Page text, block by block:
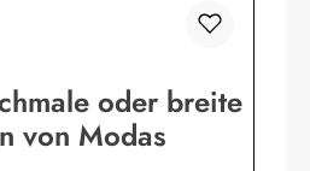
oder breite
von Modas